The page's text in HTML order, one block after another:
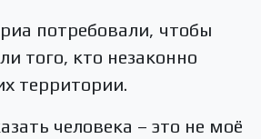
потребовали, чтобы
того, кто незаконно
территории.
человека – это не моё